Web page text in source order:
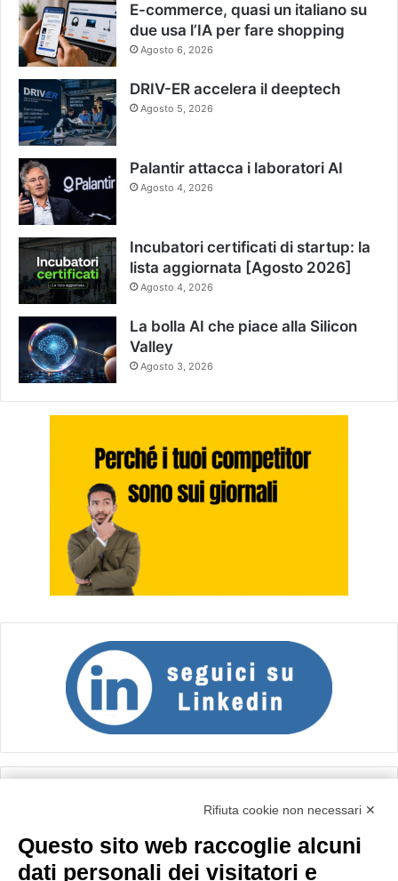
E-commerce, quasi un italiano su
due usa l’IA per fare shopping
Agosto 6, 2026
DRIV-ER accelera il deeptech
Agosto 5, 2026
Palantir attacca i laboratori AI
Agosto 4, 2026
Incubatori certificati di startup: la
lista aggiornata [Agosto 2026]
Agosto 4, 2026
La bolla AI che piace alla Silicon
Valley
Agosto 3, 2026
Importo netto (€):
Rifiuta cookie non necessari ✕
Questo sito web raccoglie alcuni
dati personali dei visitatori e